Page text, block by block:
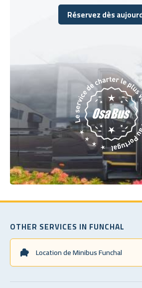
Réservez dès
Réservez dès
OTHER SERVICES IN FUNCHAL
Location de Minibus Funchal